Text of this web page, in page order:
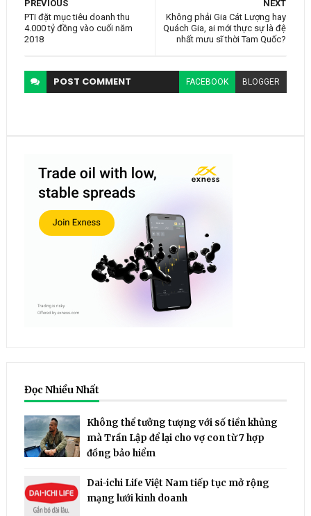
NEXT
Không phải Gia Cát Lượng hay
Quách Gia, ai mới thực sự là đệ
nhất mưu sĩ thời Tam Quốc?
PREVIOUS
PTI đặt mục tiêu doanh thu
4.000 tỷ đồng vào cuối năm
2018
POST COMMENT FACEBOOK BLOGGER
Đọc Nhiều Nhất
Không thể tưởng tượng với số tiền khủng
mà Trần Lập để lại cho vợ con từ 7 hợp
đồng bảo hiểm
Dai-ichi Life Việt Nam tiếp tục mở rộng
mạng lưới kinh doanh